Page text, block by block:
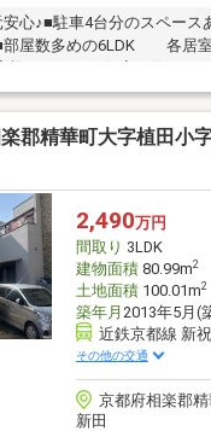
安心♪■駐車4台分のスペー
部屋数多めの6LDK 各居室
あり■落ち着いた静かな住
約不適合責任免責
郡精華町大字植田小
2,490万円
間取り 3LDK
建物面積80.99m2
土地面積100.01m2
築年月 2013年5月(
近鉄京都線 新
その他の交通
京都府相楽郡
新田